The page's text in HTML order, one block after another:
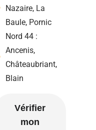
Nazaire, La
Baule, Pornic
Nord 44 :
Ancenis,
Châteaubriant,
Blain
Vérifier
mon